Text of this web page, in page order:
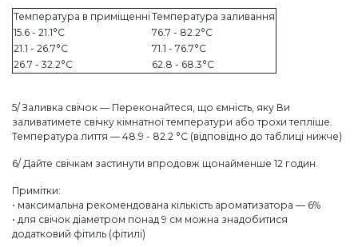
Температура в приміщенніТемпература заливання
15.6 - 21.1°C
76.7 - 82.2°C
21.1 - 26.7°C
71.1 - 76.7°C
26.7 - 32.2°C
62.8 - 68.3°C
5/ Заливка свічок — Переконайтеся, що ємність, яку Ви
заливатимете свічку кімнатної температури або трохи тепліше.
Температура лиття — 48.9 - 82.2 °C (відповідно до таблиці нижче)
6/ Дайте свічкам застинути впродовж щонайменше 12 годин.
Примітки:
• максимальна рекомендована кількість ароматизатора — 6%
• для свічок діаметром понад 9 см можна знадобитися
додатковий фітиль (фітилі)